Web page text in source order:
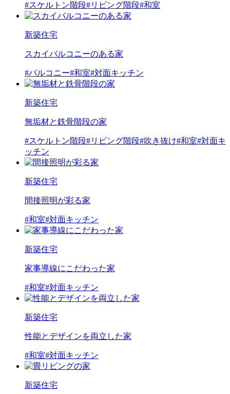
#スケルトン階段#リビング階段#和室
新築住宅
スカイバルコニーのある家
#バルコニー#和室#対面キッチン
新築住宅
無垢材と鉄骨階段の家
#スケルトン階段#リビング階段#吹き抜け#和室#対面キ
ッチン
新築住宅
間接照明が彩る家
#和室#対面キッチン
新築住宅
家事導線にこだわった家
#和室#対面キッチン
新築住宅
性能とデザインを両立した家
#和室#対面キッチン
新築住宅